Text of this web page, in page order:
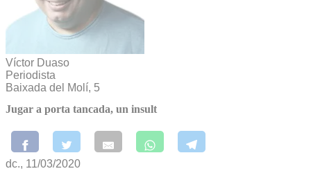
Víctor Duaso
Periodista
Baixada del Molí, 5
Jugar a porta tancada, un insult
dc., 11/03/2020